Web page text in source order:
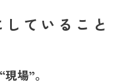
ていること
場”。